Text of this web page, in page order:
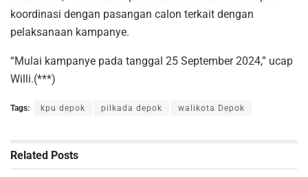
koordinasi dengan pasangan calon terkait dengan
pelaksanaan kampanye.
“Mulai kampanye pada tanggal 25 September 2024,” ucap
Willi.(***)
Tags: kpu depok pilkada depok walikota Depok
Related Posts